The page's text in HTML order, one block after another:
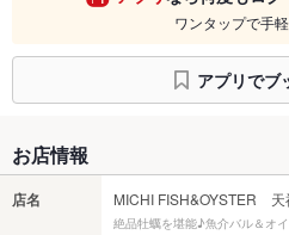
ワンタップで手
アプリでブ
お店情報
店名 MICHI FISH&OYSTER 天
絶品牡蠣を堪能♪魚介バル＆オ